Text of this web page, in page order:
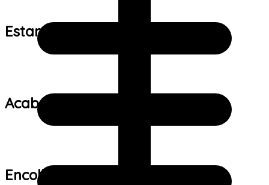
Estampa:
Acabamento:
Encolhimento: